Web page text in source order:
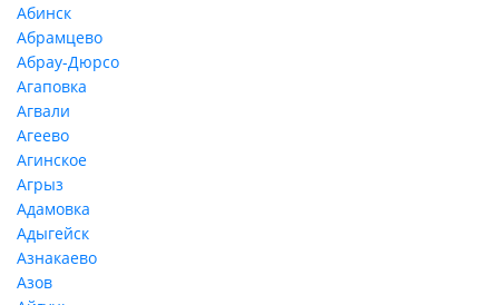
Абинск
Абрамцево
Абрау-Дюрсо
Агаповка
Агвали
Агеево
Агинское
Агрыз
Адамовка
Адыгейск
Азнакаево
Азов